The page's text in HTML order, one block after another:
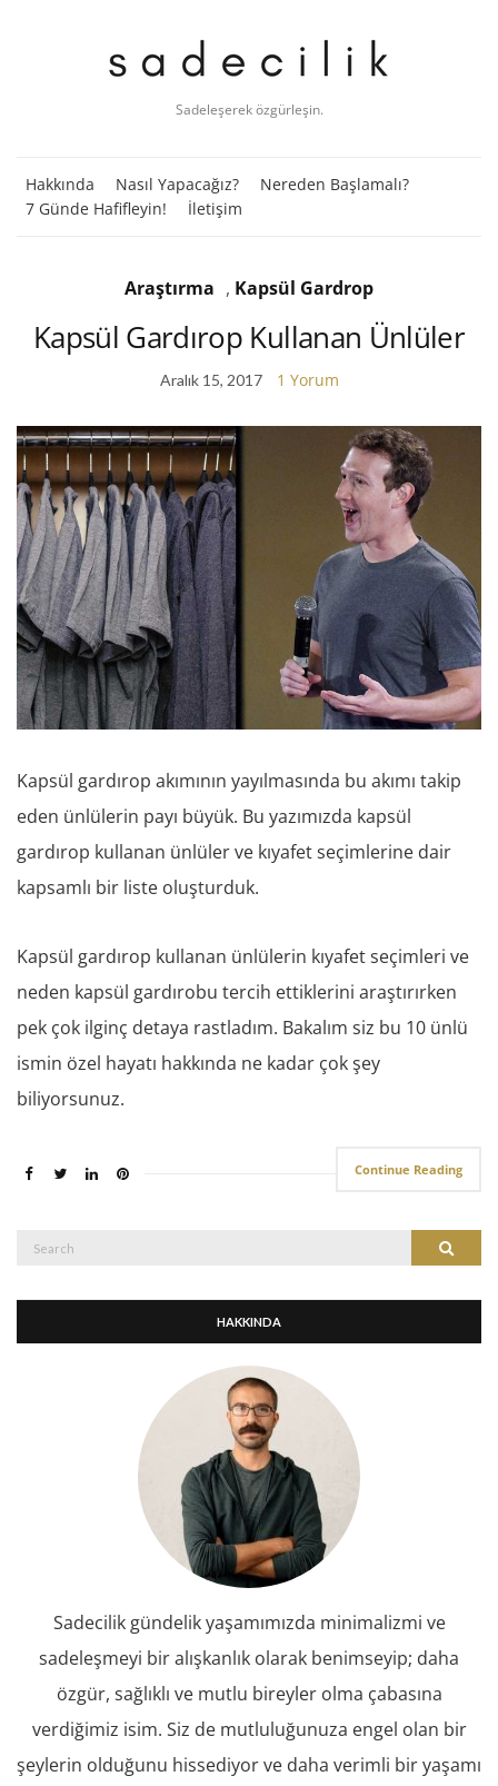
Sadeleşerek özgürleşin.
Hakkında Nasıl Yapacağız?
Nereden Başlamalı?
7 Günde Hafifleyin!
İletişim
Araştırma , Kapsül Gardrop
Kapsül Gardırop Kullanan Ünlüler
Aralık 15, 2017 1 Yorum
Kapsül gardırop akımının yayılmasında bu akımı takip
eden ünlülerin payı büyük. Bu yazımızda kapsül
gardırop kullanan ünlüler ve kıyafet seçimlerine dair
kapsamlı bir liste oluşturduk.
Kapsül gardırop kullanan ünlülerin kıyafet seçimleri ve
neden kapsül gardırobu tercih ettiklerini araştırırken
pek çok ilginç detaya rastladım. Bakalım siz bu 10 ünlü
ismin özel hayatı hakkında ne kadar çok şey
biliyorsunuz.
Continue Reading
Search
HAKKINDA
Sadecilik gündelik yaşamımızda minimalizmi ve
sadeleşmeyi bir alışkanlık olarak benimseyip; daha
özgür, sağlıklı ve mutlu bireyler olma çabasına
verdiğimiz isim. Siz de mutluluğunuza engel olan bir
şeylerin olduğunu hissediyor ve daha verimli bir yaşamı